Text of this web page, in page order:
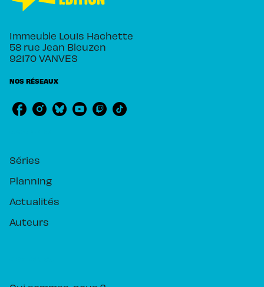
Immeuble Louis Hachette
58 rue Jean Bleuzen
92170 VANVES
NOS RÉSEAUX
Séries
Planning
Actualités
Auteurs